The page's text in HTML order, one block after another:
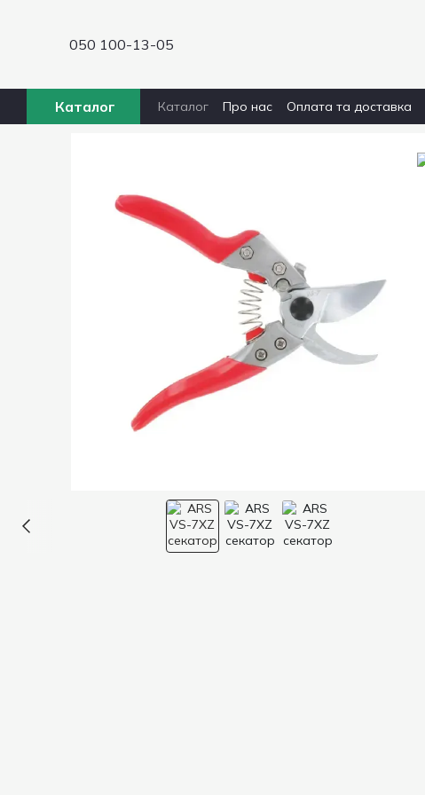
050 100-13-05
Каталог Каталог Про нас Оплата та доставка